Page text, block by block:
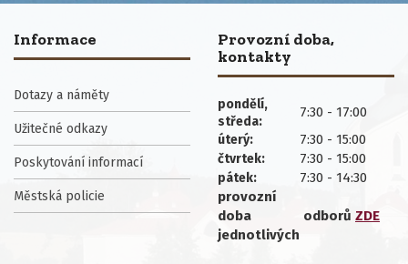
Informace
Dotazy a náměty
Užitečné odkazy
Poskytování informací
Městská policie
Provozní doba,
kontakty
pondělí,
středa:
7:30 - 17:00
úterý: 7:30 - 15:00
čtvrtek: 7:30 - 15:00
pátek:
7:30 - 14:30
provozní
doba
jednotlivých
odborů ZDE